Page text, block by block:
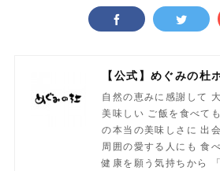
自然の恵みに感謝して
美味しい ご飯を食べて
の本当の美味しさに 出
周囲の愛する人にも 食
健康を願う気持ちから